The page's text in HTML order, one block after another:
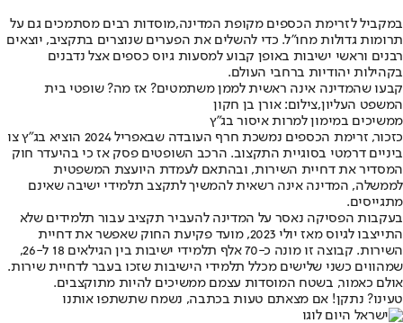
במקביל לזרימת הכספים מקופת המדינה,מוסדות רבים מסתמכים גם על
תרומות גדולות מחו"ל. כדי להשלים את הפערים שנוצרים בתקציב, יוצאים
רבנים וראשי ישיבות באופן קבוע למסעות גיוס כספים אצל נדבנים
בקהילות יהודיות ברחבי העולם.
קבעו שהמדינה אינה ראשית לממן משתמטים? אז מה? שופטי בית
המשפט העליון,צילום: אורן בן חקון
ממשיכים במימון למרות איסור בג"ץ
כזכור, זרימת הכספים נמשכת חרף העובדה שבאפריל 2024 הוציא בג"ץ צו
ביניים דרמטי בסוגיית התקצוב. הרכב השופטים פסק אז כי בהיעדר חוק
המסדיר את דחיית השירות, ובהתאם לעמדת היועצת המשפטית
לממשלה, המדינה אינה רשאית להמשיך לתקצב תלמידי ישיבה שאינם
מתגייסים.
בעקבות הפסיקה נאסר על המדינה להעביר תקציב עבור תלמידים שלא
התייצבו לגיוס מאז יולי 2023, מועד פקיעת החוק שאפשר את דחיית
השירות. קבוצה זו מונה כ-70 אלף תלמידי ישיבות בין הגילאים 18 ל-26,
שמהווים כשני שלישים מכלל תלמידי הישיבות שזכו בעבר לדחיית שירות.
אולם כאמור, בשטח המוסדות עצמם ממשיכים להיות מתוקצבים.
טעינו? נתקן! אם מצאתם טעות בכתבה, נשמח שתשתפו אותנו